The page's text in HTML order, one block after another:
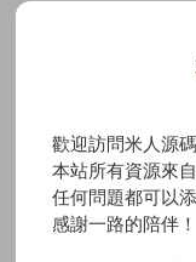
歡迎訪問米人源碼
本站所有資源來
任何問題都可以
感謝一路的陪伴！